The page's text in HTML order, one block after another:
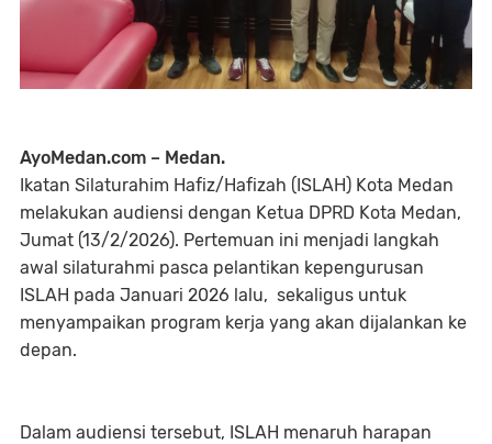
AyoMedan.com – Medan.
Ikatan Silaturahim Hafiz/Hafizah (ISLAH) Kota Medan
melakukan audiensi dengan Ketua DPRD Kota Medan,
Jumat (13/2/2026). Pertemuan ini menjadi langkah
awal silaturahmi pasca pelantikan kepengurusan
ISLAH pada Januari 2026 lalu, sekaligus untuk
menyampaikan program kerja yang akan dijalankan ke
depan.
Dalam audiensi tersebut, ISLAH menaruh harapan